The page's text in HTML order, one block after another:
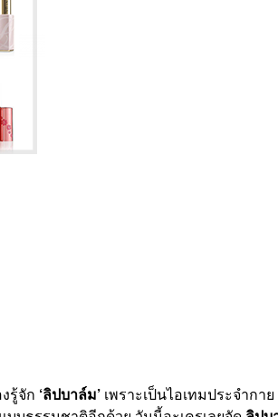
รู้จัก ‘ลิปบาล์ม’ เพราะเป็นไอเทมประจำก